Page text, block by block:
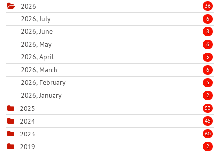
2026 36
2026, July 6
2026, June 8
2026, May 6
2026, April 5
2026, March 6
2026, February 3
2026, January 2
2025 53
2024 45
2023 60
2019 2